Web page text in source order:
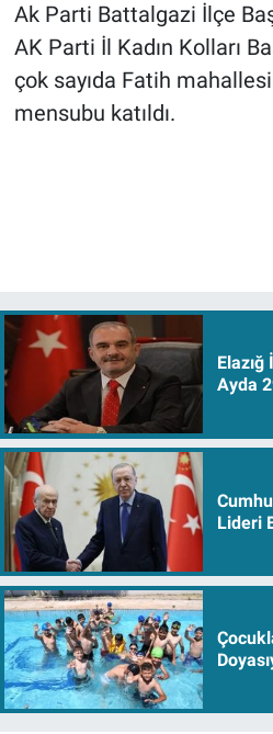
Ak Parti Battalgazi İlçe
AK Parti İl Kadın Kolları
çok sayıda Fatih
mensubu katıldı.
Elazığ
Ayda
Lideri